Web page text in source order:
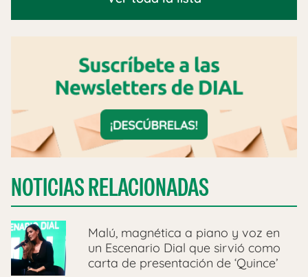
NOTICIAS RELACIONADAS
Malú, magnética a piano y voz en
un Escenario Dial que sirvió como
carta de presentación de ‘Quince’